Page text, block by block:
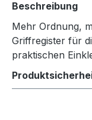
Beschreibung
Mehr Ordnung,
Griffregister für
praktischen